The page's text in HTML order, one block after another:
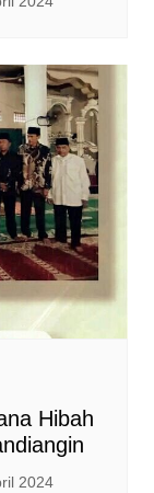
Hibah
2024